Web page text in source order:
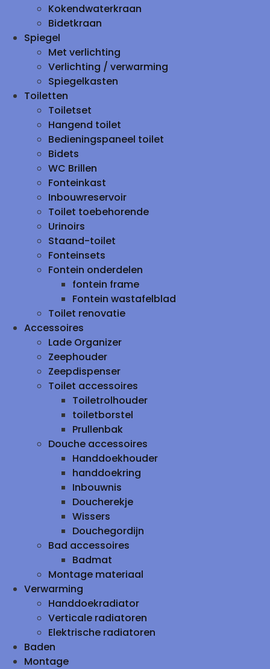
Kokendwaterkraan
Bidetkraan
Spiegel
Met verlichting
Verlichting / verwarming
Spiegelkasten
Toiletten
Toiletset
Hangend toilet
Bedieningspaneel toilet
Bidets
WC Brillen
Fonteinkast
Inbouwreservoir
Toilet toebehorende
Urinoirs
Staand-toilet
Fonteinsets
Fontein onderdelen
fontein frame
Fontein wastafelblad
Toilet renovatie
Accessoires
Lade Organizer
Zeephouder
Zeepdispenser
Toilet accessoires
Toiletrolhouder
toiletborstel
Prullenbak
Douche accessoires
Handdoekhouder
handdoekring
Inbouwnis
Doucherekje
Wissers
Douchegordijn
Bad accessoires
Badmat
Montage materiaal
Verwarming
Handdoekradiator
Verticale radiatoren
Elektrische radiatoren
Baden
Montage